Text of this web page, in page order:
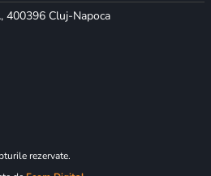
400396 Cluj-Napoca
rezervate.